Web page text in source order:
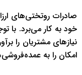
صادرات روتختی‌های
خود به کار می‌برد. با
نیازهای مشتریان را
امکان را به